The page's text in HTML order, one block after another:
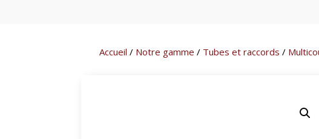
Accueil / Notre gamme / Tubes et raccords /